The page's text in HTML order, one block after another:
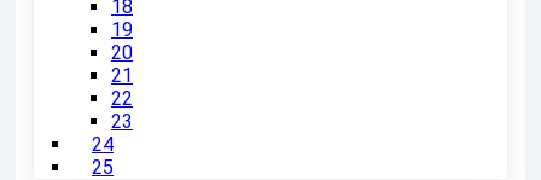
18
19
20
21
22
23
24
25